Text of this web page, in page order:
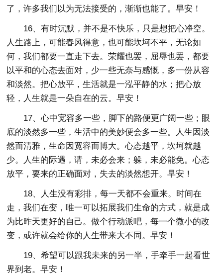
了，许多我们以为无法接受的，渐渐也能了。早安！
16、有时沉默，并不是不快乐，只是想把心净空。
人生路上，可能春风得意，也可能坎坷不平，无论如
何，我们都要一直走下去。荣耀也罢，屈辱也罢，都要
以平和的心态去面对，少一些无奈与感慨，多一份从容
和淡然。把心放平，生活就是一泓平静的水；把心放
轻，人生就是一朵自在的云。早安！
17、心中宽容多一些，脚下的路便更广阔一些；眼
底的淡然多一些，生活中的美妙便会多一些。人生因淡
然而清雅，生命因宽容而博大。心态越平，坎坷就越
少。人生的际遇，请，未必会来；躲，未必能免。心态
放平，要来的正确面对，失去的淡然想开。早安！
18、人生没有彩排，每一天都不会重来。时间在
走，我们在变，唯一可以拓展我们生命的方式，就是成
为比昨天更好的自己。做个行动派吧，每一个微小的改
变，或许就会给你的人生带来大不同。早安！
19、希望可以跟我未来的另一半，手牵手一起看世
界到老。早安！